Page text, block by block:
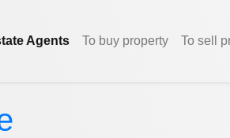
Agents To buy property To sell